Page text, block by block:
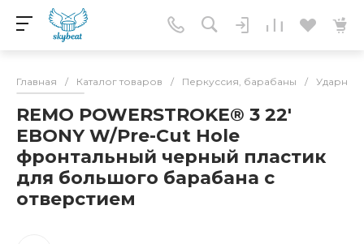
Главная / Каталог товаров / Перкуссия, барабаны / Ударные
REMO POWERSTROKE® 3 22'
EBONY W/Pre-Cut Hole
фронтальный черный пластик
для большого барабана с
отверстием